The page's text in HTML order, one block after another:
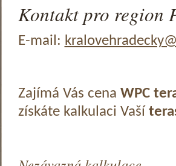
Kontakt pro region
E-mail:
Zajímá Vás cena WPC
získáte kalkulaci Vaší